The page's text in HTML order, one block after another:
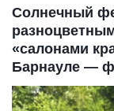
Солнечный
«салонами
Барнауле —